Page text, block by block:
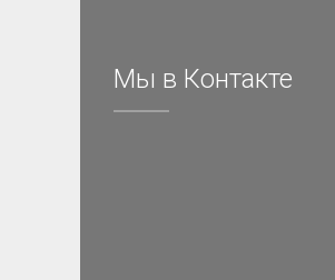
Мы в Контакте